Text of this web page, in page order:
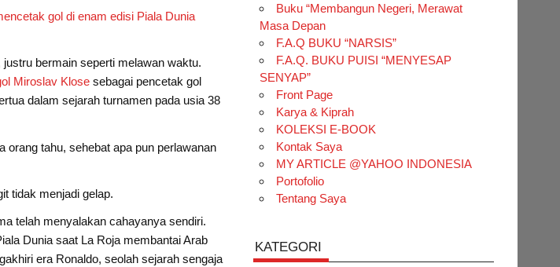
gol di enam edisi Piala Dunia
bermain seperti melawan waktu.
Miroslav Klose sebagai pencetak gol
dalam sejarah turnamen pada usia 38
orang tahu, sehebat apa pun perlawanan
tidak menjadi gelap.
telah menyalakan cahayanya sendiri.
Dunia saat La Roja membantai Arab
era Ronaldo, seolah sejarah sengaja
Buku “Membangun Negeri, Merawat
Masa Depan
F.A.Q BUKU “NARSIS”
F.A.Q. BUKU PUISI “MENYESAP
SENYAP”
Front Page
Karya & Kiprah
KOLEKSI E-BOOK
Kontak Saya
MY ARTICLE @YAHOO INDONESIA
Portofolio
Tentang Saya
KATEGORI